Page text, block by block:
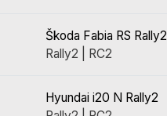
Škoda Fabia RS Rally2
Rally2 | RC2
Hyundai i20 N Rally2